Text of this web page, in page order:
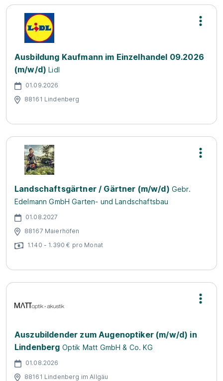
Ausbildung Kaufmann im Einzelhandel 09.2026
(m/w/d) Lidl
01.09.2026
88161 Lindenberg
Landschaftsgärtner / Gärtner (m/w/d) Gebr.
Edelmann GmbH Garten- und Landschaftsbau
01.08.2027
88167 Maierhöfen
1.140 - 1.390 € pro Monat
Auszubildender zum Augenoptiker (m/w/d) in
Lindenberg Optik Matt GmbH & Co. KG
01.08.2026
88161 Lindenberg im Allgäu